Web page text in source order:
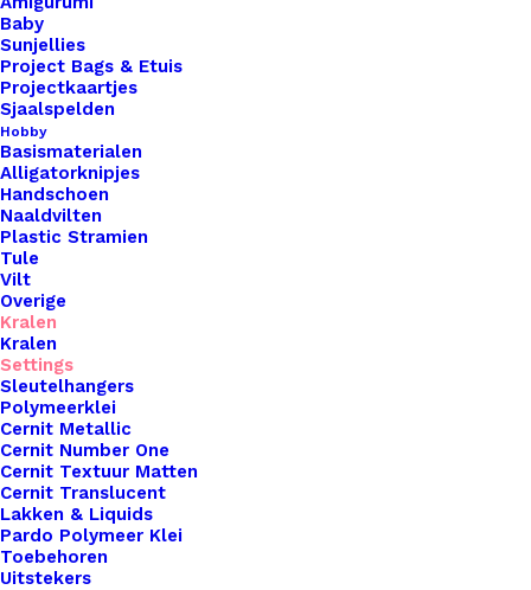
Baby
Sunjellies
Project Bags & Etuis
Projectkaartjes
Sjaalspelden
Hobby
Basismaterialen
Alligatorknipjes
Handschoen
Naaldvilten
Plastic Stramien
Tule
Vilt
Overige
Kralen
Kralen
Settings
Sleutelhangers
Polymeerklei
Cernit Metallic
Cernit Number One
Cernit Textuur Matten
Cernit Translucent
Lakken & Liquids
Pardo Polymeer Klei
Toebehoren
Uitstekers
€0,95